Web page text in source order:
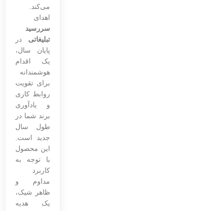
می‌کند.
اهدای
سررسید
تبلیغاتی در
پایان سال،
یک اقدام
هوشمندانه
برای تقویت
روابط کاری
و یادآوری
برند شما در
طول سال
جدید است.
این محصول
با توجه به
کاربرد
مداوم و
ظاهر شیک،
یک هدیه